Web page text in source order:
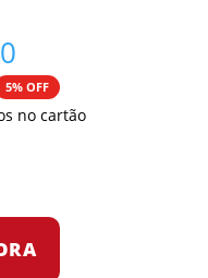
de
preço:
R$ 69,99
5% OFF
no cartão